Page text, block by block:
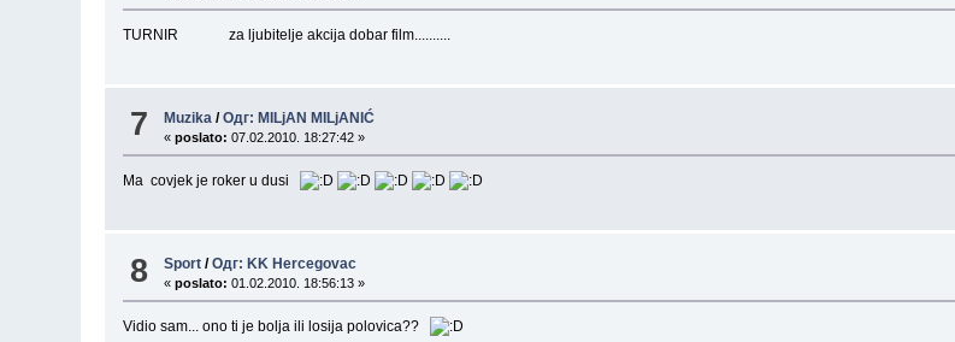
TURNIR za ljubitelje akcija dobar film..........
7 Muzika /Одг: MILjAN MILjANIĆ
«poslato: 07.02.2010. 18:27:42 »
Ma covjek je roker u dusi
8 Sport /Одг: KK Hercegovac
«poslato: 01.02.2010. 18:56:13 »
Vidio sam... ono ti je bolja ili losija polovica??